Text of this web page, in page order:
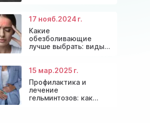
17 нояб.2024 г.
Какие
обезболивающие
лучше выбрать: виды
применение
15 мар.2025 г.
Профилактика и
лечение
гельминтозов: как